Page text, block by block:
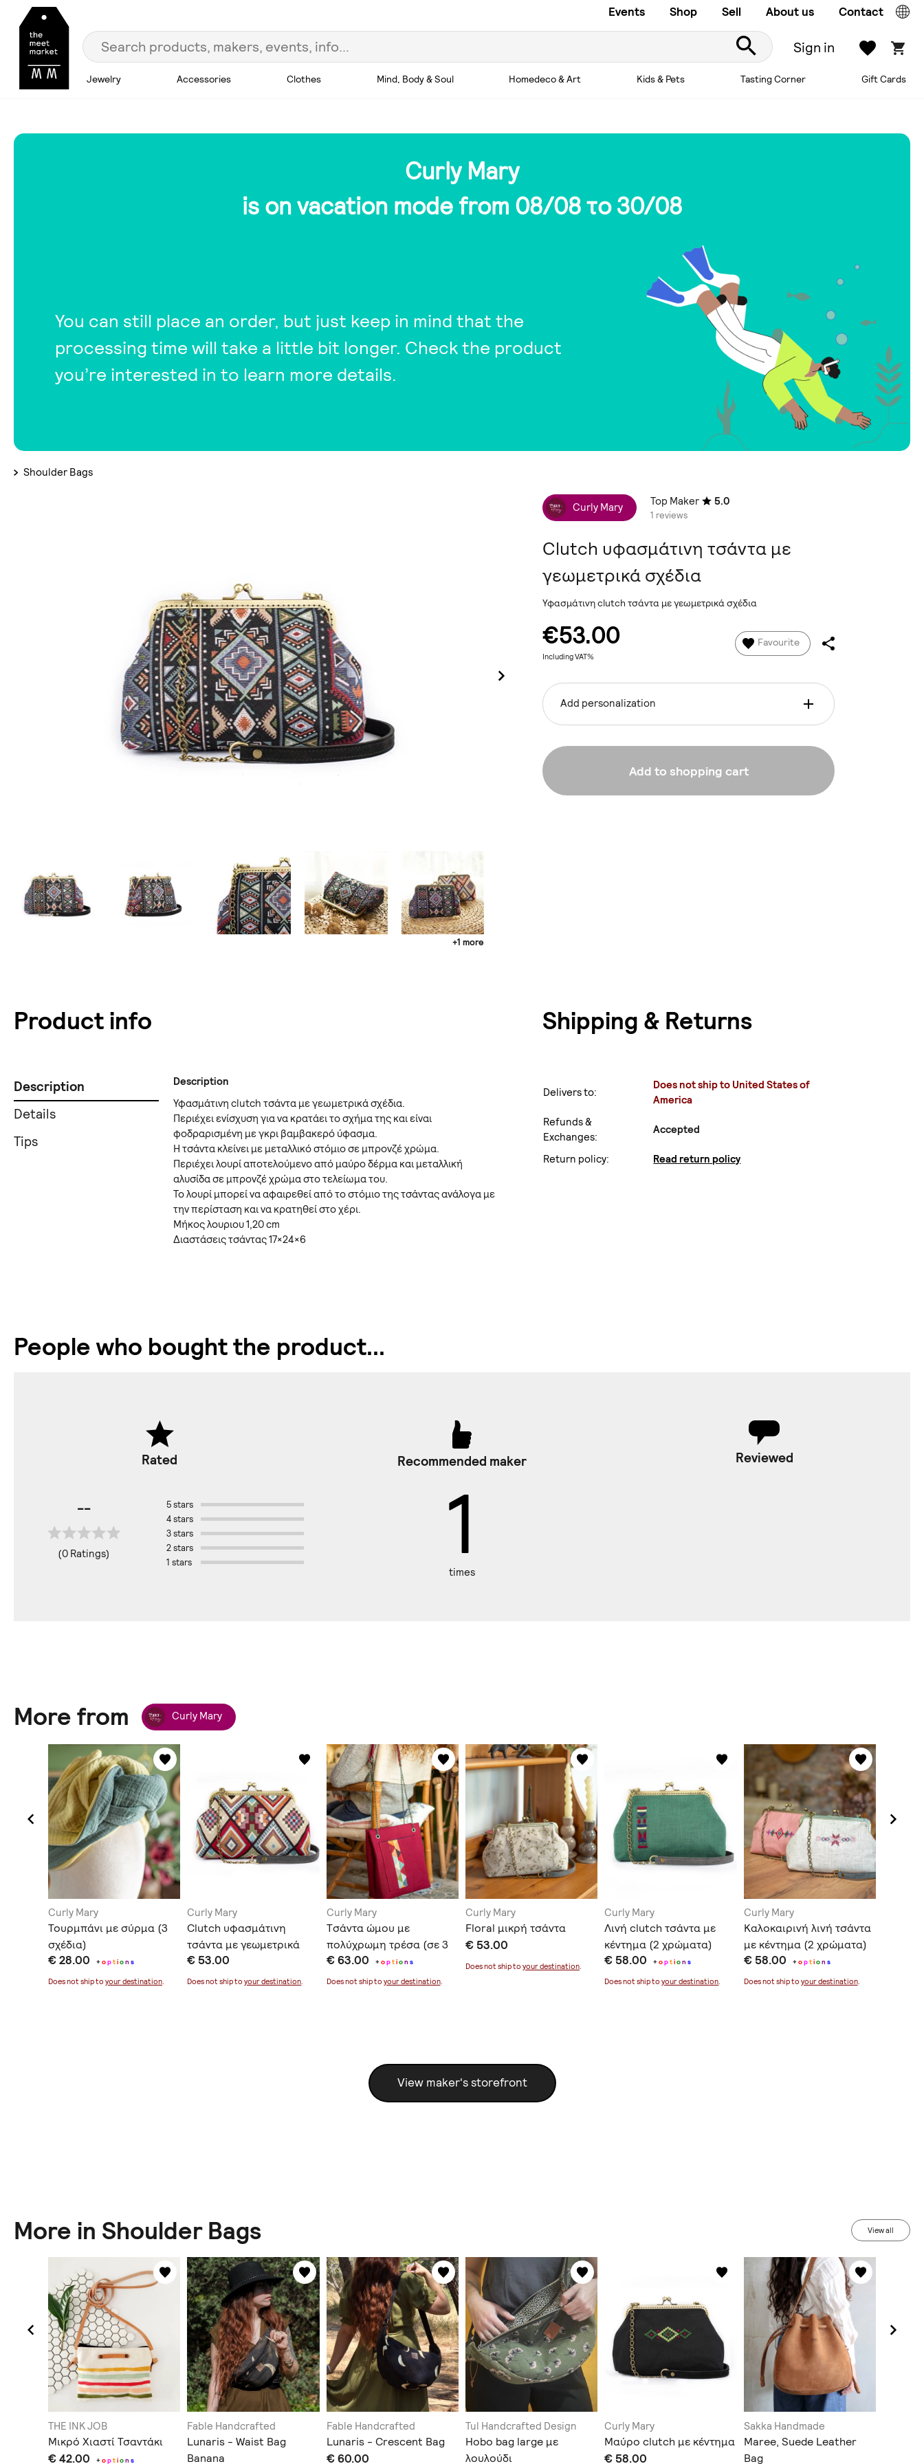
Events Shop Sell About us Contact
Sign in
Jewelry Accessories Clothes Mind, Body & Soul Homedeco & Art Kids & Pets Tasting Corner Gift Cards
Curly Mary
is on vacation mode from 08/08 το 30/08
You can still place an order, but just keep in mind that the
processing time will take a little bit longer. Check the product
you’re interested in to learn more details.
Shoulder Bags
+1 more
Curly Mary Top Maker 5.0
1 reviews
Clutch υφασμάτινη τσάντα με
γεωμετρικά σχέδια
Υφασμάτινη clutch τσάντα με γεωμετρικά σχέδια
€53.00
Including VAT%
Favourite
Add personalization
Add to shopping cart
Product info
Description
Details
Tips
Description
Υφασμάτινη clutch τσάντα με γεωμετρικά σχέδια.
Περιέχει ενίσχυση για να κρατάει το σχήμα της και είναι
φοδραρισμένη με γκρι βαμβακερό ύφασμα.
Η τσάντα κλείνει με μεταλλικό στόμιο σε μπρονζέ χρώμα.
Περιέχει λουρί αποτελούμενο από μαύρο δέρμα και μεταλλική
αλυσίδα σε μπρονζέ χρώμα στο τελείωμα του.
Το λουρί μπορεί να αφαιρεθεί από το στόμιο της τσάντας ανάλογα με
την περίσταση και να κρατηθεί στο χέρι.
Μήκος λουριου 1,20 cm
Διαστάσεις τσάντας 17×24×6
Shipping & Returns
Delivers to:
Does not ship to United States of
America
Refunds &
Exchanges:
Accepted
Return policy: Read return policy
People who bought the product...
Rated
--
(0 Ratings)
5 stars
4 stars
3 stars
2 stars
1 stars
Recommended maker
1
times
Reviewed
More from Curly Mary
Curly Mary
Τουρμπάνι με σύρμα (3
σχέδια)
€ 28.00 +option s
Does not ship to your destination.
Curly Mary
Clutch υφασμάτινη
τσάντα με γεωμετρικά
σχέδια
€ 53.00
Does not ship toyour destination.
Curly Mary
Tσάντα ώμου με
πολύχρωμη τρέσα (σε 3
χρώματα)
€ 63.00 +option s
Does not ship to your destination.
Curly Mary
Floral μικρή τσάντα
€ 53.00
Does not ship to your destination.
Curly Mary
Λινή clutch τσάντα με
κέντημα (2 χρώματα)
€ 58.00 +option s
Does not ship toyour destination.
Curly Mary
Καλοκαιρινή λινή τσάντα
με κέντημα (2 χρώματα)
€ 58.00 +option s
Does not ship to your destination.
View maker's storefront
More in Shoulder Bags View all
THE INK JOB
Μικρό Χιαστί Τσαντάκι
€ 42.00 +option s
Fable Handcrafted
Lunaris - Waist Bag
Banana
Fable Handcrafted
Lunaris - Crescent Bag
€ 60.00
Tul Handcrafted Design
Hobo bag large με
λουλούδι
Curly Mary
Μαύρο clutch με κέντημα
€ 58.00
Sakka Handmade
Maree, Suede Leather
Bag